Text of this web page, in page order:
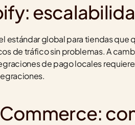
estándar global para tiendas que
de tráfico sin problemas. A
de pago locales